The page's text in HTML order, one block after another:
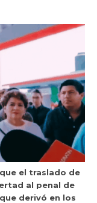
el traslado de
al penal de
derivó en los